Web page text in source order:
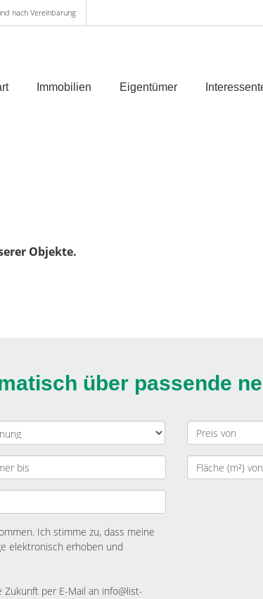
nach Vereinbarung
Immobilien Eigentümer
Objekte.
über passende
Ich stimme zu, dass meine
elektronisch erhoben und
per E-Mail an info@list-